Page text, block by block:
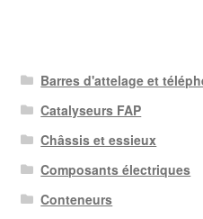
Barres d'attelage et
Catalyseurs FAP
Châssis et essieux
Composants électriques
Conteneurs